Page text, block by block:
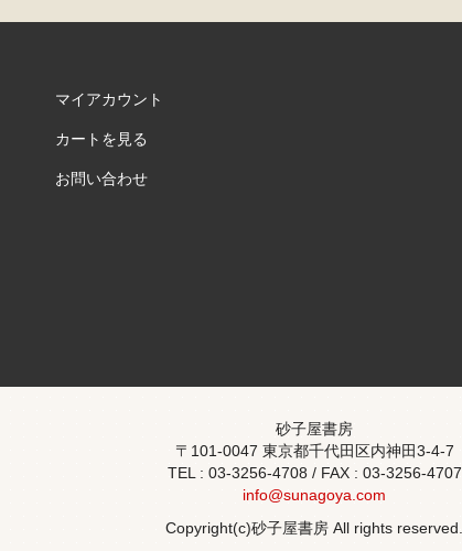
マイアカウント
カートを見る
お問い合わせ
砂子屋書房
〒101-0047 東京都千代田区内神田3-4-7
TEL : 03-3256-4708 / FAX : 03-3256-4707
info@sunagoya.com
Copyright(c)砂子屋書房 All rights reserved.